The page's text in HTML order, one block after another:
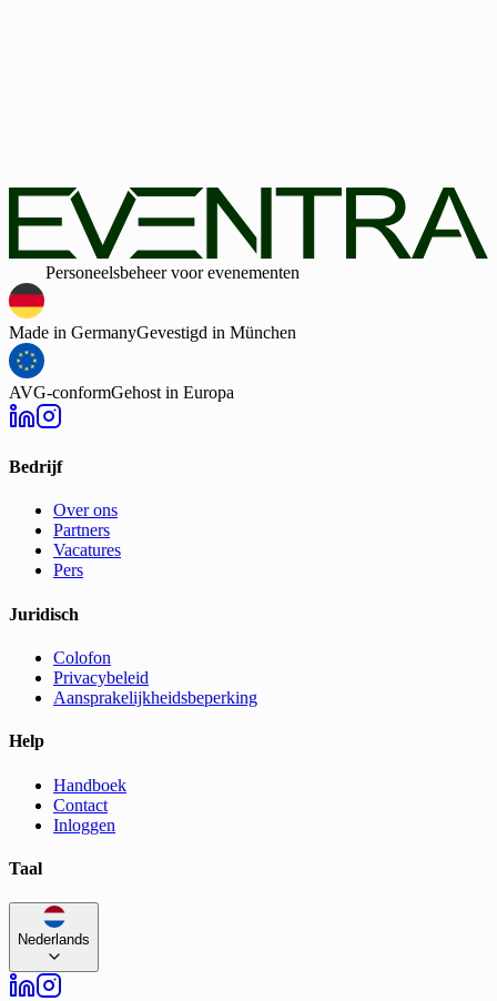
Daarnaast ga ik door het verzenden van het formulier akkoord
de algemene voorwaarden.
Personeelsbeheer voor evenementen
Made in GermanyGevestigd in München
AVG-conformGehost in Europa
Bedrijf
Over ons
Partners
Vacatures
Pers
Juridisch
Colofon
Privacybeleid
Aansprakelijkheidsbeperking
Help
Handboek
Contact
Inloggen
Taal
Nederlands